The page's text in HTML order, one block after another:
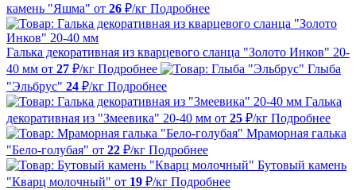
камень "Яшма" от 26 ₽/кг Подробнее
Галька декоративная из кварцевого сланца "Золото Инков" 20-
40 мм от 27 ₽/кг Подробнее
Глыба
"Эльбрус" 24 ₽/кг Подробнее
Галька
декоративная из "Змеевика" 20-40 мм от 25 ₽/кг Подробнее
Мраморная галька
"Бело-голубая" от 22 ₽/кг Подробнее
Бутовый камень
"Кварц молочный" от 19 ₽/кг Подробнее